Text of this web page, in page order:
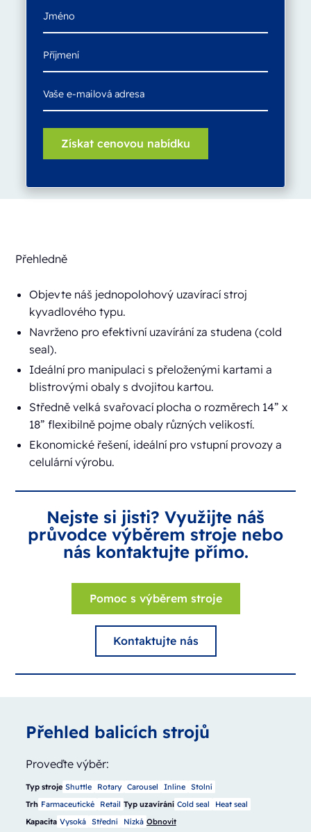
Přehledně
Objevte náš jednopolohový uzavírací stroj
kyvadlového typu.
Navrženo pro efektivní uzavírání za studena (cold
seal).
Ideální pro manipulaci s přeloženými kartami a
blistrovými obaly s dvojitou kartou.
Středně velká svařovací plocha o rozměrech 14” x
18” flexibilně pojme obaly různých velikostí.
Ekonomické řešení, ideální pro vstupní provozy a
celulární výrobu.
Nejste si jisti? Využijte náš
průvodce výběrem stroje nebo
nás kontaktujte přímo.
Pomoc s výběrem stroje
Kontaktujte nás
Přehled balicích strojů
Proveďte výběr:
Typ stroje Shuttle Rotary Carousel Inline Stolní
Trh Farmaceutické Retail Typ uzavírání Cold seal
Heat seal
Kapacita Vysoká Střední Nízká Obnovit